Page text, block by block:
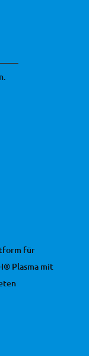
für
Plasma mit